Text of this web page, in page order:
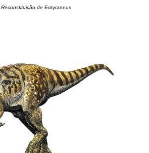
Reconstituição deEotyrannus